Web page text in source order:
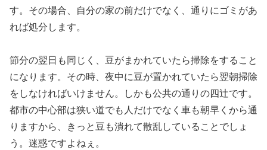
す。その場合、自分の家の前だけでなく、通りにゴミがあ
れば処分します。
節分の翌日も同じく、豆がまかれていたら掃除をすること
になります。その時、夜中に豆が置かれていたら翌朝掃除
をしなければいけません。しかも公共の通りの四辻です。
都市の中心部は狭い道でも人だけでなく車も朝早くから通
りますから、きっと豆も潰れて散乱していることでしょ
う。迷惑ですよねぇ。